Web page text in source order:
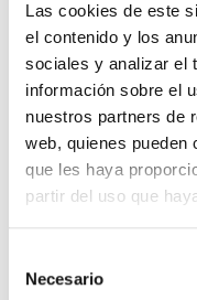
Las cookies de este
el contenido y los
sociales y analizar el
información sobre el
nuestros partners de
web, quienes pueden
que les haya
partir del uso que
Necesario
santa mente del
los Cielos. Tal es
Padre te ubicó